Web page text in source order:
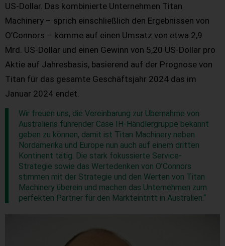
US-Dollar. Das kombinierte Unternehmen Titan
Machinery – sprich einschließlich den Ergebnissen von
O’Connors – komme auf einen Umsatz von etwa 2,9
Mrd. US-Dollar und einen Gewinn von 5,20 US-Dollar pro
Aktie auf Jahresbasis, basierend auf der Prognose von
Titan für das gesamte Geschäftsjahr 2024 das im
Januar 2024 endet.
Wir freuen uns, die Vereinbarung zur Übernahme von
Australiens führender Case IH-Händlergruppe bekannt
geben zu können, damit ist Titan Machinery neben
Nordamerika und Europe nun auch auf einem dritten
Kontinent tätig. Die stark fokussierte Service-
Strategie sowie das Wertedenken von O’Connors
stimmen mit der Strategie und den Werten von Titan
Machinery überein und machen das Unternehmen zum
perfekten Partner für den Markteintritt in Australien.“